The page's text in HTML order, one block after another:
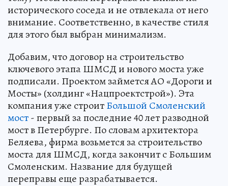
исторического соседа и не отвлекала от него
внимание. Соответственно, в качестве стиля
для этого был выбран минимализм.
Добавим, что договор на строительство
ключевого этапа ШМСД и нового моста уже
подписали. Проектом займется АО «Дороги и
Мосты» (холдинг «Нацпроектстрой»). Эта
компания уже строитБольшой Смоленский
мост- первый за последние 40 лет разводной
мост в Петербурге. По словам архитектора
Беляева, фирма возьмется за строительство
моста для ШМСД, когда закончит с Большим
Смоленским. Название для будущей
переправы еще разрабатывается.